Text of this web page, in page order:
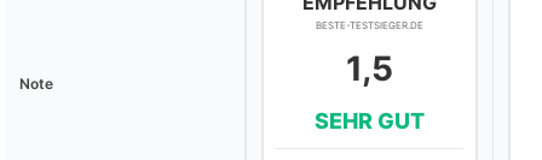
Note
BESTE-TESTSIEGER.DE
1,5
SEHR GUT